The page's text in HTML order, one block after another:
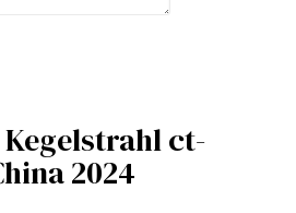
Kegelstrahl ct-
2024